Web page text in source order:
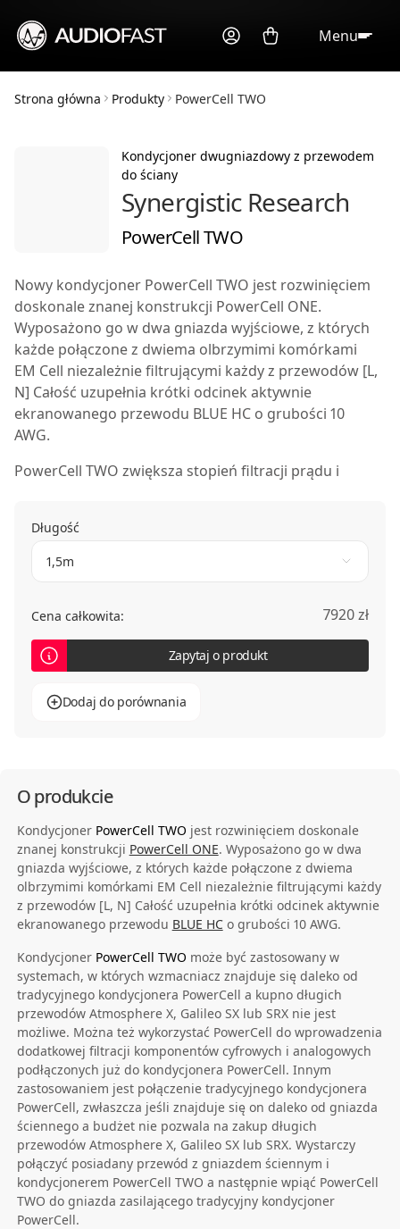
Menu
Strona główna Produkty PowerCell TWO
Kondycjoner dwugniazdowy z przewodem
do ściany
Synergistic Research
PowerCell TWO
Nowy kondycjoner PowerCell TWO jest rozwinięciem
doskonale znanej konstrukcji PowerCell ONE.
Wyposażono go w dwa gniazda wyjściowe, z których
każde połączone z dwiema olbrzymimi komórkami
EM Cell niezależnie filtrującymi każdy z przewodów [L,
N] Całość uzupełnia krótki odcinek aktywnie
ekranowanego przewodu BLUE HC o grubości 10
AWG.
PowerCell TWO zwiększa stopień filtracji prądu i
Kondycjoner dostarczany jest wraz z aktywnie
ekranowanym przewodem UEF BLUE High Current o
długości 45cm.
Długość
1,5m
Cena całkowita: 7920 zł
Zapytaj o produkt
Dodaj do porównania
O produkcie
Kondycjoner PowerCell TWO jest rozwinięciem doskonale
znanej konstrukcji PowerCell ONE. Wyposażono go w dwa
gniazda wyjściowe, z których każde połączone z dwiema
olbrzymimi komórkami EM Cell niezależnie filtrującymi każdy
z przewodów [L, N] Całość uzupełnia krótki odcinek aktywnie
ekranowanego przewodu BLUE HCo grubości 10 AWG.
Kondycjoner PowerCell TWO może być zastosowany w
systemach, w których wzmacniacz znajduje się daleko od
tradycyjnego kondycjonera PowerCell a kupno długich
przewodów Atmosphere X, Galileo SX lub SRX nie jest
możliwe. Można też wykorzystać PowerCell do wprowadzenia
dodatkowej filtracji komponentów cyfrowych i analogowych
podłączonych już do kondycjonera PowerCell. Innym
zastosowaniem jest połączenie tradycyjnego kondycjonera
PowerCell, zwłaszcza jeśli znajduje się on daleko od gniazda
ściennego a budżet nie pozwala na zakup długich
przewodów Atmosphere X, Galileo SX lub SRX. Wystarczy
połączyć posiadany przewód z gniazdem ściennym i
kondycjonerem PowerCell TWO a następnie wpiąć PowerCell
TWO do gniazda zasilającego tradycyjny kondycjoner
PowerCell.